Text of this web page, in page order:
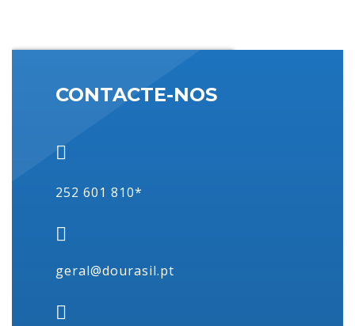
DOURASIL
4570-209 Estela – Póvoa de
41°27'32.7"N 8°44'59.1"W
CONTACTE-NOS
252 601 810*
geral@dourasil.pt